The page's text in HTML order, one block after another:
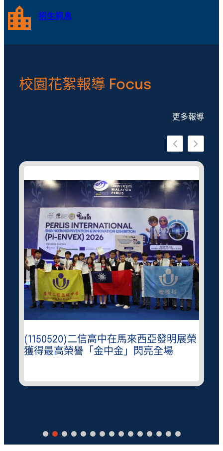
招生訊息
校園花絮報導 Focus
更多報導
(1150520)二信高中在馬來西亞發明展榮
獲得最高榮譽「金中金」閃亮全場